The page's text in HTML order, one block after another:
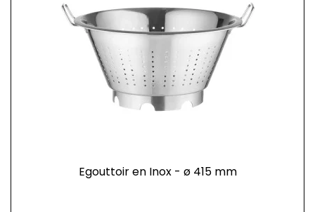
Egouttoir en Inox - ø 415 mm